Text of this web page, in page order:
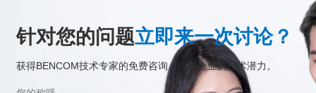
针对您的问题立即来一次讨论？
获得BENCOM技术专家的免费咨询，挖掘企业的技术潜力。